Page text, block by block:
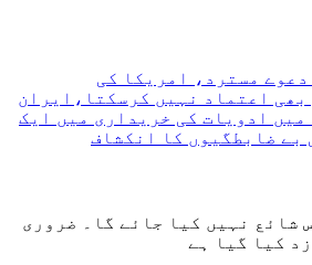
دعوے مسترد، امریکا کی
اعتماد نہیں کرسکتا،ایران
ادویات کی خریداری میں ایک
شائع نہیں کیا جائے گا۔
ضروری
کیا گیا ہے